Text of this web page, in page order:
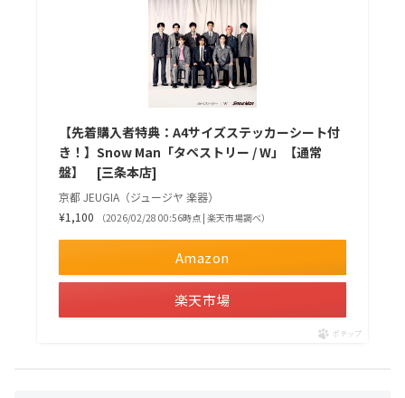
【先着購入者特典：A4サイズステッカーシート付
き！】Snow Man「タペストリー / W」【通常
盤】 [三条本店]
京都 JEUGIA（ジュージヤ 楽器）
¥1,100
（2026/02/28 00:56時点 | 楽天市場調べ）
Amazon
楽天市場
ポチップ